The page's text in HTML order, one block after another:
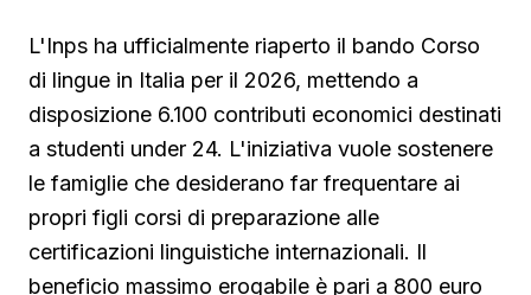
L'Inps ha ufficialmente riaperto il bando Corso
di lingue in Italia per il 2026, mettendo a
disposizione 6.100 contributi economici destinati
a studenti under 24. L'iniziativa vuole sostenere
le famiglie che desiderano far frequentare ai
propri figli corsi di preparazione alle
certificazioni linguistiche internazionali. Il
beneficio massimo erogabile è pari a 800 euro